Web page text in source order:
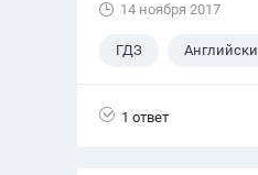
14 ноября 2017
ГДЗ
1 ответ